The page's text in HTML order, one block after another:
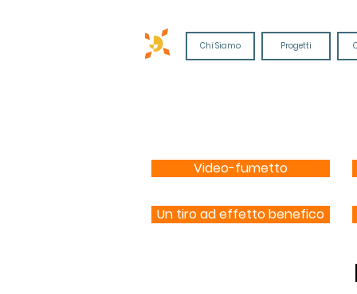
Chi Siamo Progetti
Video-fumetto
Un tiro ad effetto benefico